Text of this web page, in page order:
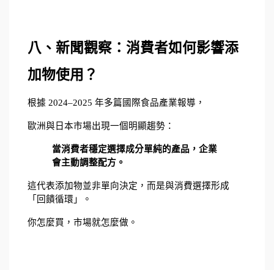
八、新聞觀察：消費者如何影響添
加物使用？
根據 2024–2025 年多篇國際食品產業報導，
歐洲與日本市場出現一個明顯趨勢：
當消費者穩定選擇成分單純的產品，企業
會主動調整配方。
這代表添加物並非單向決定，而是與消費選擇形成
「回饋循環」。
你怎麼買，市場就怎麼做。